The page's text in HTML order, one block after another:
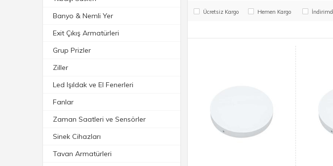
Banyo & Nemli Yer
Exit Çıkış Armatürleri
Grup Prizler
Ziller
Led Işıldak ve El Fenerleri
Fanlar
Zaman Saatleri ve Sensörler
Sinek Cihazları
Tavan Armatürleri
Ücretsiz Kargo Hemen Kargo